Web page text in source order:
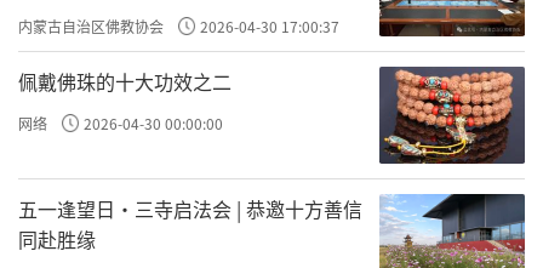
内蒙古自治区佛教协会 2026-04-30 17:00:37
佩戴佛珠的十大功效之二
网络 2026-04-30 00:00:00
五一逢望日・三寺启法会 | 恭邀十方善信
同赴胜缘